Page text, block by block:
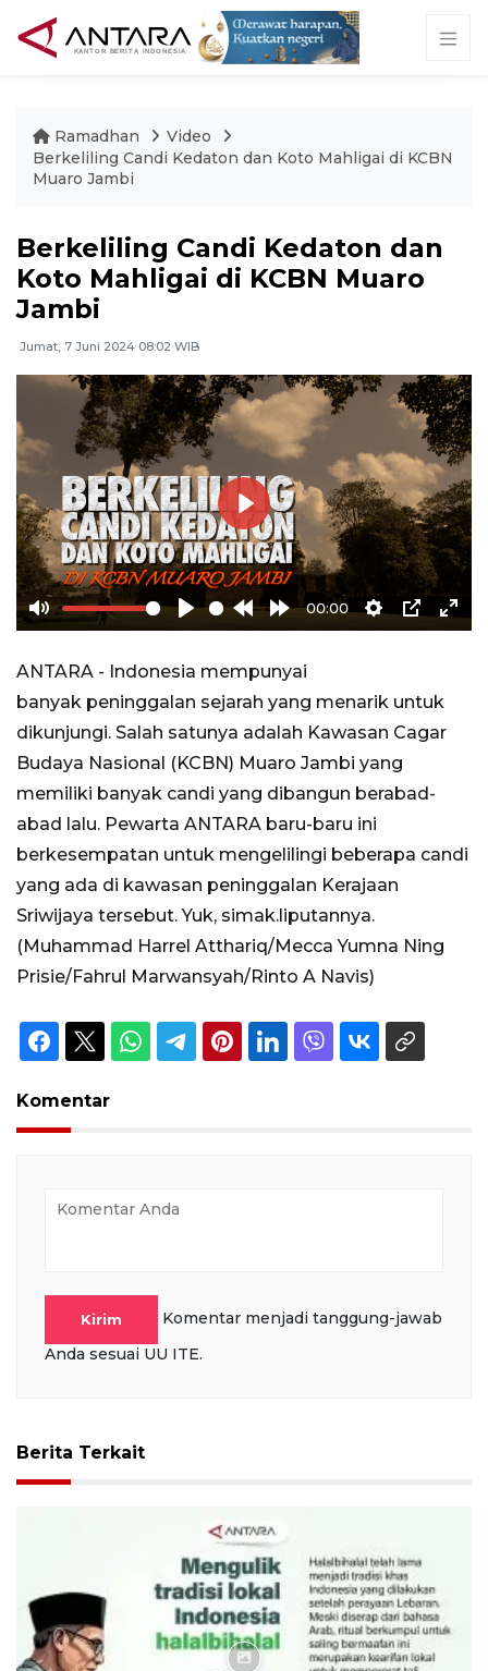
Ramadhan
Video
Berkeliling Candi Kedaton dan Koto Mahligai di KCBN
Muaro Jambi
Berkeliling Candi Kedaton dan
Koto Mahligai di KCBN Muaro
Jambi
Jumat, 7 Juni 2024 08:02 WIB
Mute Play
RewindForward
10s
00:00
Settings
PIP
Play
ANTARA - Indonesia mempunyai
banyak peninggalan sejarah yang menarik untuk
dikunjungi. Salah satunya adalah Kawasan Cagar
Budaya Nasional (KCBN) Muaro Jambi yang
memiliki banyak candi yang dibangun berabad-
abad lalu. Pewarta ANTARA baru-baru ini
berkesempatan untuk mengelilingi beberapa candi
yang ada di kawasan peninggalan Kerajaan
Sriwijaya tersebut. Yuk, simak.liputannya.
(Muhammad Harrel Atthariq/Mecca Yumna Ning
Prisie/Fahrul Marwansyah/Rinto A Navis)
Komentar
Kirim
Komentar menjadi tanggung-jawab
Anda sesuai UU ITE.
Berita Terkait